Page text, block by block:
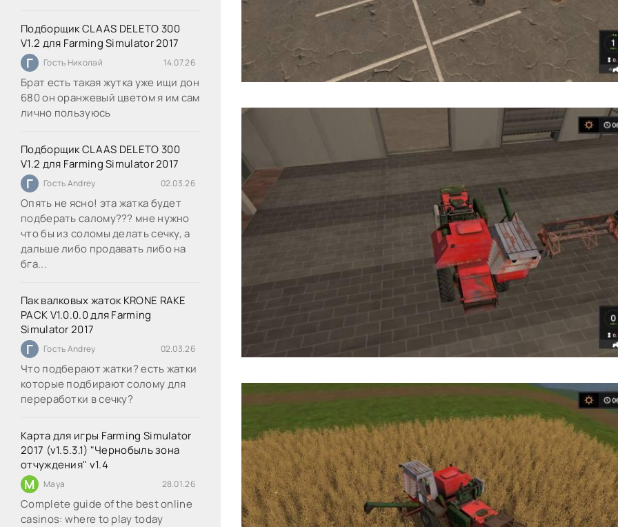
Подборщик CLAAS DELETO 300
V1.2 для Farming Simulator 2017
Г Гость Николай 14.07.26
Брат есть такая жутка уже ищи дон
680 он оранжевый цветом я им сам
лично пользуюсь
Подборщик CLAAS DELETO 300
V1.2 для Farming Simulator 2017
Г Гость Andrey 02.03.26
Опять не ясно! эта жатка будет
подберать салому??? мне нужно
что бы из соломы делать сечку, а
дальше либо продавать либо на
бга...
Пак валковых жаток KRONE RAKE
PACK V1.0.0.0 для Farming
Simulator 2017
Г Гость Andrey 02.03.26
Что подберают жатки? есть жатки
которые подбирают солому для
переработки в сечку?
Карта для игры Farming Simulator
2017 (v1.5.3.1) "Чернобыль зона
отчуждения" v1.4
M Maya 28.01.26
Complete guide of the best online
casinos: where to play today